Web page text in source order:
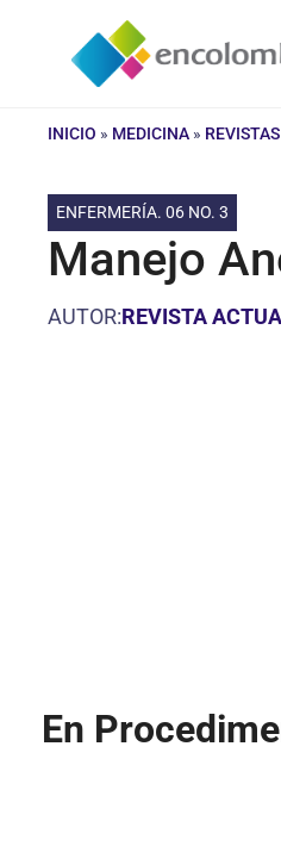
contenido
INICIO » MEDICINA »
ENFERMERÍA. 06 NO. 3
Manejo
AUTOR:REVISTA
En